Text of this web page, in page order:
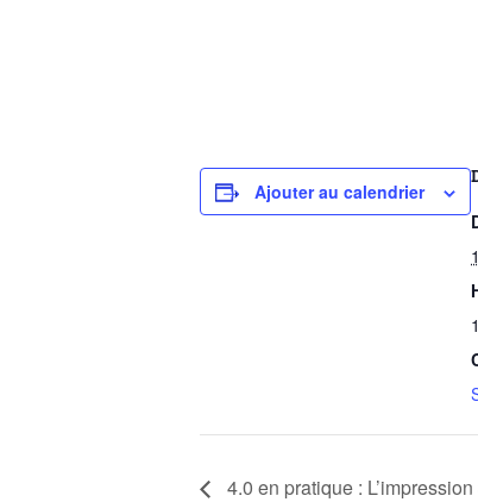
Ajouter au calendrier
4.0 en pratique :